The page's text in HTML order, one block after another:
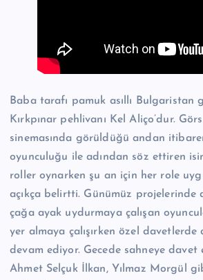
Baba tarafı pamuk asıllı Bulgaristan
Kırkpınar pehlivanı Kel Aliço’dur.
sinemasında görüldüğü andan
oyunculuğu ile adından söz ettiren
roller oynarken şu an için her role
açıkça belirtti. Günümüz projelerinde
çağa ayak uydurmaya çalışan
yer almaya çalışırken özel
devam ediyor. Gecede sahneye
Ahmet Selçuk İlkan, Yılmaz Morgül